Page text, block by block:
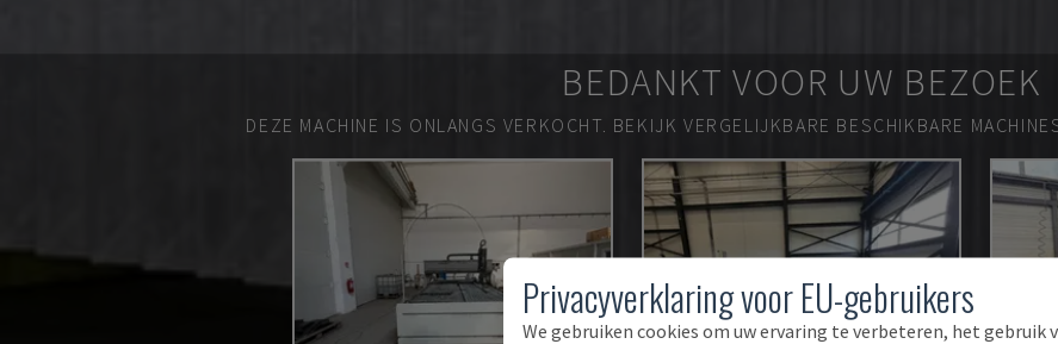
BEDANKT VOOR UW BEZOEK
DEZE MACHINE IS ONLANGS VERKOCHT. BEKIJK VERGELIJKBARE BESCHIKBARE
Privacyverklaring voor EU-gebruikers
We gebruiken cookies om uw ervaring te verbeteren, het gebruik